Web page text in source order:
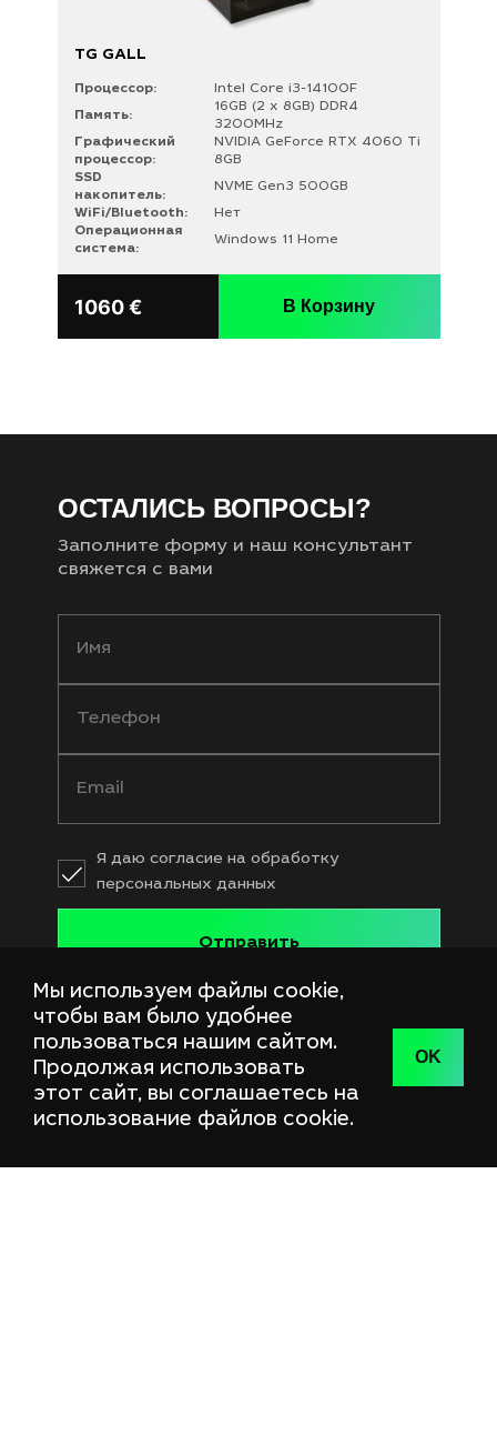
TG GALL
Процессор:
Intel Core i3-14100F
Память:
16GB (2 x 8GB) DDR4
3200MHz
Графический
процессор:
NVIDIA GeForce RTX 4060 Ti
8GB
SSD
накопитель:
NVME Gen3 500GB
WiFi/Bluetooth:
Нет
Операционная
система:
Windows 11 Home
1060€ В Корзину
ОСТАЛИСЬ ВОПРОСЫ?
Заполните форму и наш консультант
свяжется с вами
Я даю согласие на обработку
персональных данных
RU
Мы используем файлы cookie,
чтобы вам было удобнее
пользоваться нашим сайтом.
Продолжая использовать
этот сайт, вы соглашаетесь на
использование файлов cookie.
OK